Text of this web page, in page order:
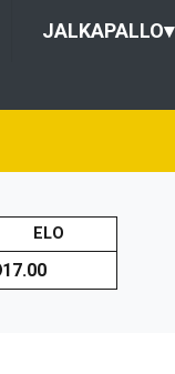
JALKAPALLO▾
ELO
17.00